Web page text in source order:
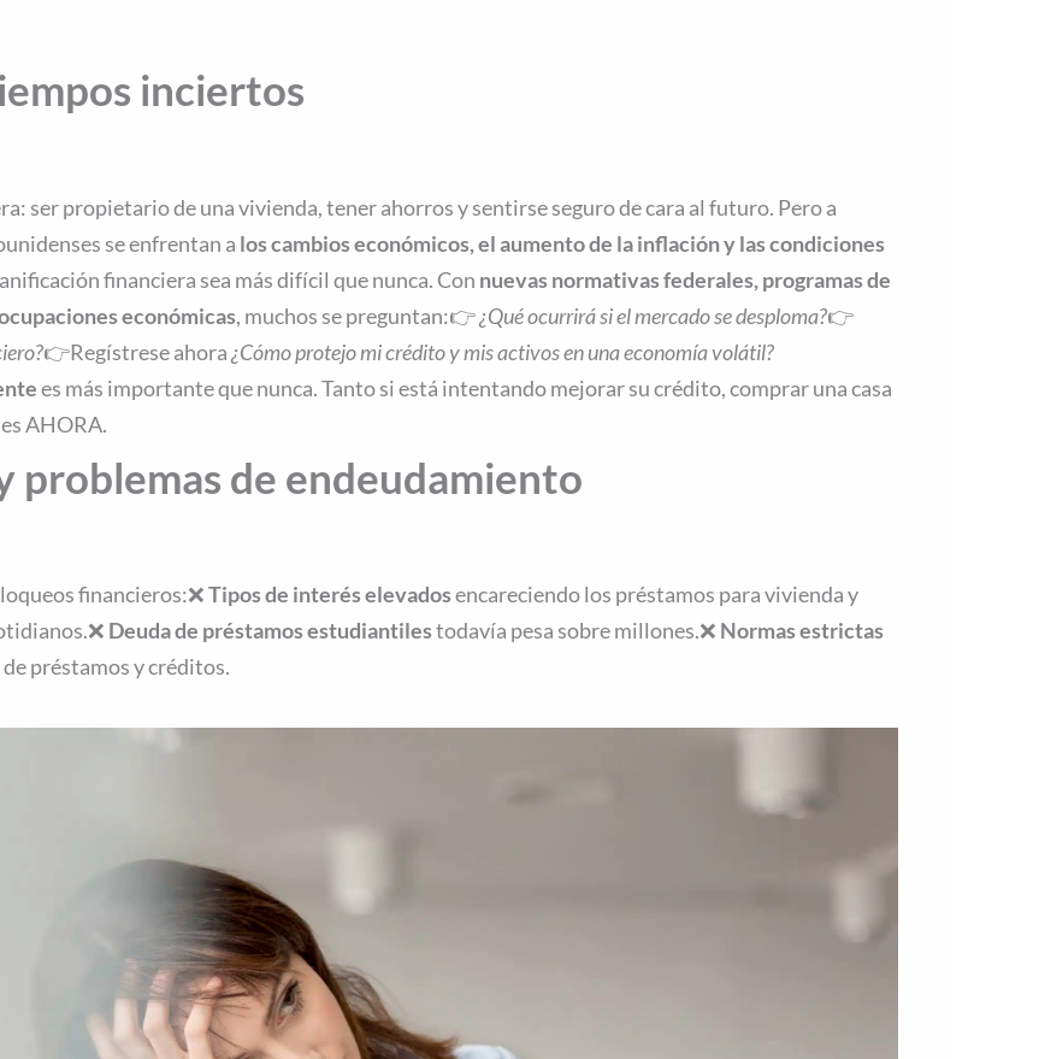
inciertos
ser propietario de una vivienda, tener ahorros y sentirse seguro de cara al futuro. Pero a
se enfrentan a los cambios económicos, el aumento de la inflación y las condiciones
financiera sea más difícil que nunca. Con nuevas normativas federales, programas de
económicas, muchos se preguntan:👉¿Qué ocurrirá si el mercado se desploma?👉
👉Regístrese ahora¿Cómo protejo mi crédito y mis activos en una economía volátil?
es más importante que nunca. Tanto si está intentando mejorar su crédito, comprar una casa
AHORA.
problemas de endeudamiento
financieros:❌Tipos de interés elevadosencareciendo los préstamos para vivienda y
Deuda de préstamos estudiantilestodavía pesa sobre millones.❌ Normas estrictas
préstamos y créditos.